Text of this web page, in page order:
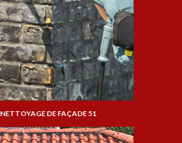
NETTOYAGE DE FAÇADE 51